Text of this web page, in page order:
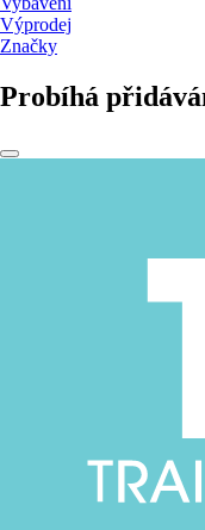
Výprodej
Značky
Probíhá